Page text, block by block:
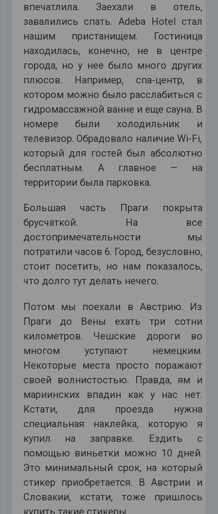
впечатлила. Заехали в отель,
завалились спать. Adeba Hotel стал
нашим пристанищем. Гостиница
находилась, конечно, не в центре
города, но у нее было много других
плюсов. Например, спа-центр, в
котором можно было расслабиться с
гидромассажной ванне и еще сауна. В
номере были холодильник и
телевизор. Обрадовало наличие Wi-Fi,
который для гостей был абсолютно
бесплатным. А главное — на
территории была парковка.
Большая часть Праги покрыта
брусчаткой. На все
достопримечательности мы
потратили часов 6. Город, безусловно,
стоит посетить, но нам показалось,
что долго тут делать нечего.
Потом мы поехали в Австрию. Из
Праги до Вены ехать три сотни
километров. Чешские дороги во
многом уступают немецким.
Некоторые места просто поражают
своей волнистостью. Правда, ям и
мариинских впадин как у нас нет.
Кстати, для проезда нужна
специальная наклейка, которую я
купил на заправке. Ездить с
помощью виньетки можно 10 дней.
Это минимальный срок, на который
стикер приобретается. В Австрии и
Словакии, кстати, тоже пришлось
купить такие стикеры.